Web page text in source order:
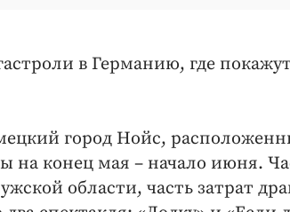
в Германию, где покажут
город Нойс,
на конец мая – начало июня.
области, часть затрат